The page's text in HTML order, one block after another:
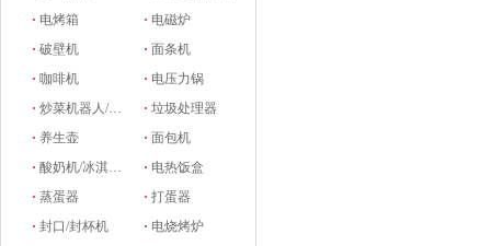
· 电烤箱 · 电磁炉
·破壁机 ·面条机
·咖啡机 · 电压力锅
·炒菜机器人/料理机 ·垃圾处理器
· 养生壶 ·面包机
·酸奶机/冰淇淋机 · 电热饭盒
·蒸蛋器 ·打蛋器
·封口/封杯机 · 电烧烤炉